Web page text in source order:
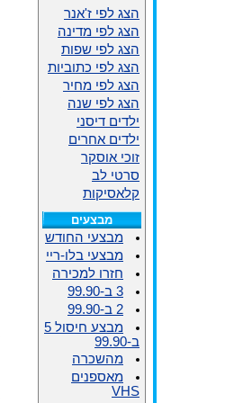
הצג לפי ז'אנר
הצג לפי מדינה
הצג לפי שפות
הצג לפי כתוביות
הצג לפי מחיר
הצג לפי שנה
ילדים דיסני
ילדים אחרים
זוכי אוסקר
סרטי לב
קלאסיקות
מבצעים
מבצעי החודש
מבצעי בלו-ריי
חזרו למכירה
3 ב-99.90
2 ב-99.90
מבצע חיסול 5
ב-99.90
מהשכרה
מאספנים
VHS